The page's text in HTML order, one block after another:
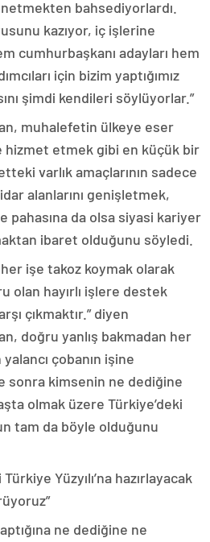
bahsediyorlardı.
kazıyor, iç işlerine
cumhurbaşkanı adayları hem
için bizim yaptığımız
şimdi kendileri söylüyorlar.”
muhalefetin ülkeye eser
hizmet etmek gibi en küçük bir
varlık amaçlarının sadece
alanlarını genişletmek,
pahasına da olsa siyasi kariyer
ibaret olduğunu söyledi.
işe takoz koymak olarak
olan hayırlı işlere destek
çıkmaktır.” diyen
doğru yanlış bakmadan her
yalancı çobanın işine
sonra kimsenin ne dediğine
olmak üzere Türkiye’deki
tam da böyle olduğunu
Yüzyılı’na hazırlayacak
ne dediğine ne